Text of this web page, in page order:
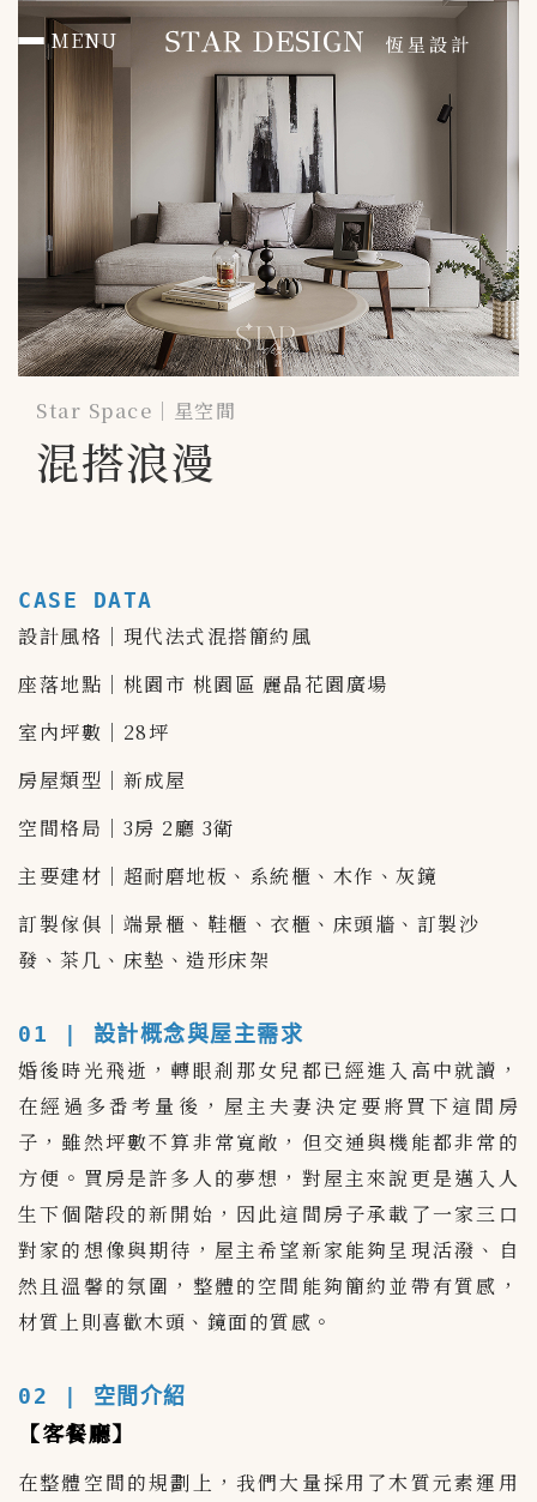
MENU
作品總覽 PORTFOLIO
住宅 RESIDENTIAL
辦公 Office
商空 Commercial
媒體報導 PRESS
聯絡我們
Star Space｜星空間
混搭浪漫
CASE DATA
設計風格｜現代法式混搭簡約風
座落地點｜桃園市 桃園區 麗晶花園廣場
室內坪數｜28坪
房屋類型｜新成屋
空間格局｜3房 2廳 3衛
主要建材｜超耐磨地板、系統櫃、木作、灰鏡
訂製傢俱｜端景櫃、鞋櫃、衣櫃、床頭牆、訂製沙
發、茶几、床墊、造形床架
01 | 設計概念與屋主需求
婚後時光飛逝，轉眼剎那女兒都已經進入高中就讀，
在經過多番考量後，屋主夫妻決定要將買下這間房
子，雖然坪數不算非常寬敞，但交通與機能都非常的
方便。買房是許多人的夢想，對屋主來說更是邁入人
生下個階段的新開始，因此這間房子承載了一家三口
對家的想像與期待，屋主希望新家能夠呈現活潑、自
然且溫馨的氛圍，整體的空間能夠簡約並帶有質感，
材質上則喜歡木頭、鏡面的質感。
02 | 空間介紹
【客餐廳】
在整體空間的規劃上，我們大量採用了木質元素運用